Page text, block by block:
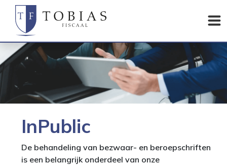
InPublic
De behandeling van bezwaar- en beroepschriften
is een belangrijk onderdeel van onze